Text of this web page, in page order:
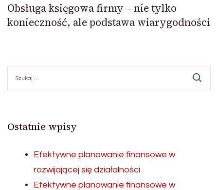
Obsługa księgowa firmy – nie tylko
konieczność, ale podstawa wiarygodności
Ostatnie wpisy
Efektywne planowanie finansowe w
rozwijającej się działalności
Efektywne planowanie finansowe w